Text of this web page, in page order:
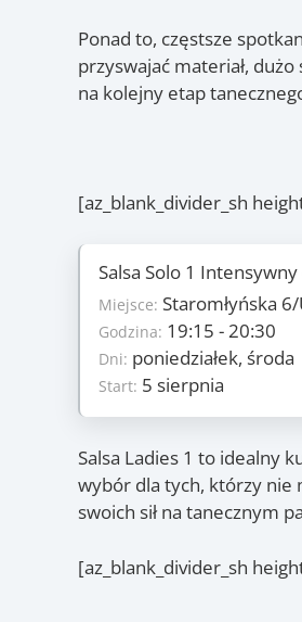
Ponad to, częstsze
przyswajać materiał,
na kolejny etap
[az_blank_divider_sh
Salsa Solo 1
Miejsce: Staromłyńska
Godzina: 19:15 - 20:30
Dni: poniedziałek, środa
Start: 5 sierpnia
Szczegóły
Ilość zajęć:7
Cena:250 PLN/os
Dni: poniedziałek, środa
Start: 5 sierpnia
Koniec:26 sierpnia
Zajęcia
5.08(pon.), 7.08(śr.),
19.08(pon.), 21.08(śr.) ,
Salsa Ladies 1 to idealny
wybór dla tych, którzy nie
swoich sił na tanecznym
[az_blank_divider_sh